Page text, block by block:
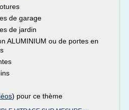
de garage
de jardin
ALUMINIUM ou de portes en
) pour ce thème